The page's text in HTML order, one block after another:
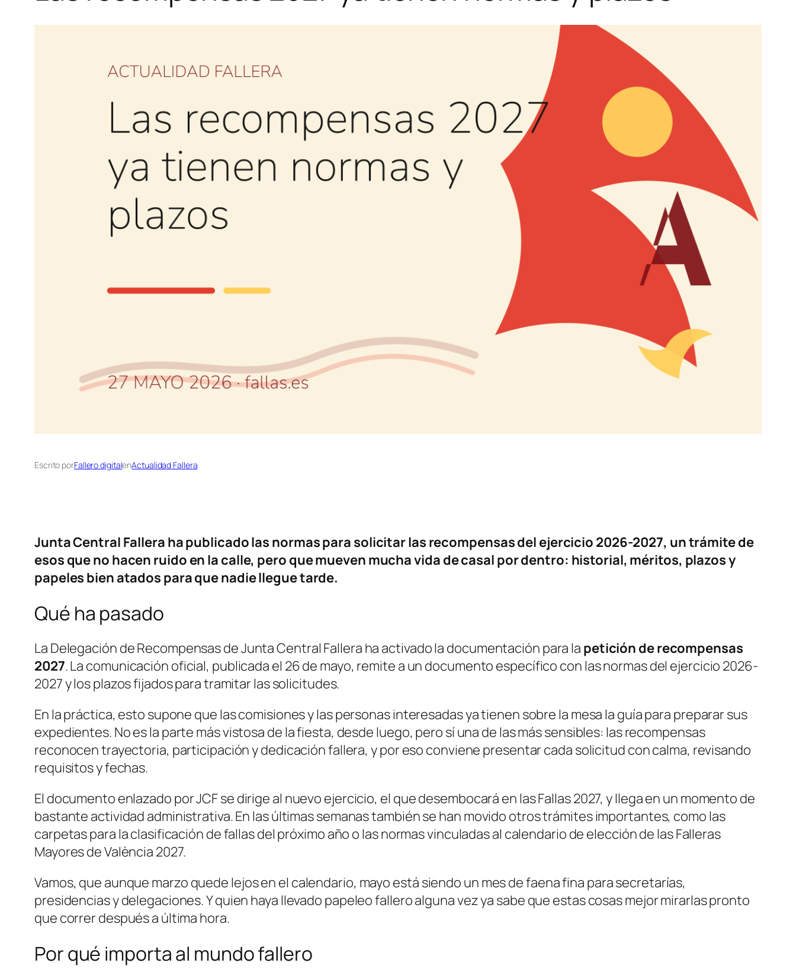
Escrito porFallero digitalenActualidad Fallera
Junta Central Fallera ha publicado las normas para solicitar las recompensas del ejercicio 2026-2027, un trámite de
esos que no hacen ruido en la calle, pero que mueven mucha vida de casal por dentro: historial, méritos, plazos y
papeles bien atados para que nadie llegue tarde.
Qué ha pasado
La Delegación de Recompensas de Junta Central Fallera ha activado la documentación para la petición de recompensas
2027. La comunicación oficial, publicada el 26 de mayo, remite a un documento específico con las normas del ejercicio 2026-
2027 y los plazos fijados para tramitar las solicitudes.
En la práctica, esto supone que las comisiones y las personas interesadas ya tienen sobre la mesa la guía para preparar sus
expedientes. No es la parte más vistosa de la fiesta, desde luego, pero sí una de las más sensibles: las recompensas
reconocen trayectoria, participación y dedicación fallera, y por eso conviene presentar cada solicitud con calma, revisando
requisitos y fechas.
El documento enlazado por JCF se dirige al nuevo ejercicio, el que desembocará en las Fallas 2027, y llega en un momento de
bastante actividad administrativa. En las últimas semanas también se han movido otros trámites importantes, como las
carpetas para la clasificación de fallas del próximo año o las normas vinculadas al calendario de elección de las Falleras
Mayores de València 2027.
Vamos, que aunque marzo quede lejos en el calendario, mayo está siendo un mes de faena fina para secretarías,
presidencias y delegaciones. Y quien haya llevado papeleo fallero alguna vez ya sabe que estas cosas mejor mirarlas pronto
que correr después a última hora.
Por qué importa al mundo fallero